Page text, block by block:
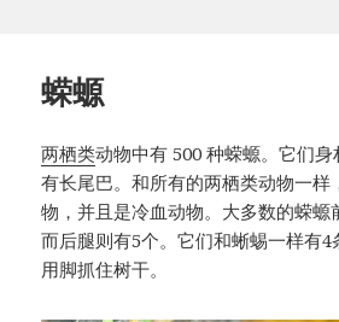
蝾螈
两栖类动物中有 500 种蝾螈。它们身
有长尾巴。和所有的两栖类动物一样
物，并且是冷血动物。 大多数的蝾螈
而后腿则有5个。它们和蜥蜴一样有4
用脚抓住树干。